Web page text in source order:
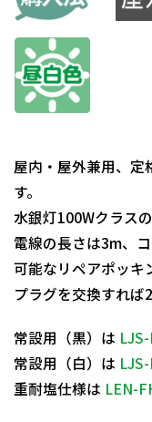
屋内・屋外兼用、定
す。
水銀灯100Wクラス
電線の長さは3m、
可能なリペアポッキ
プラグを交換すれば
常設用（黒）は
常設用（白）は
重耐塩仕様は LEN-